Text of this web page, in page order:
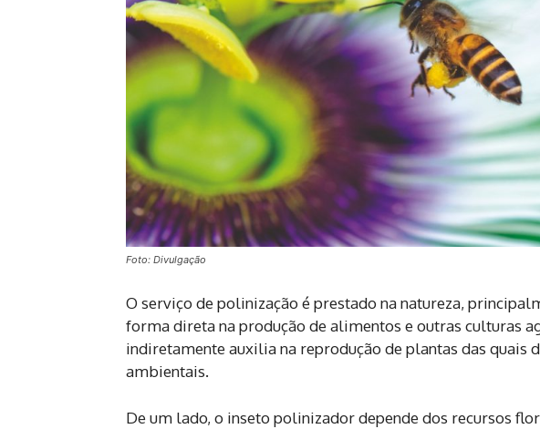
Foto: Divulgação
O serviço de polinização é prestado na natureza,
forma direta na produção de alimentos e outras culturas
indiretamente auxilia na reprodução de plantas das quais
ambientais.
De um lado, o inseto polinizador depende dos recursos